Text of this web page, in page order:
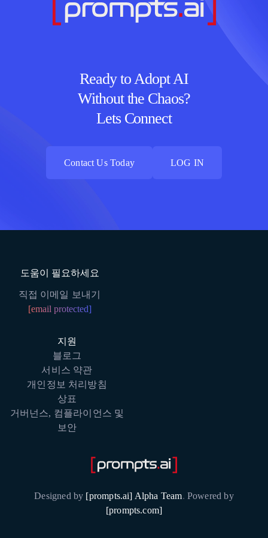
Ready to Adopt AI
Without the Chaos?
Lets Connect
Contact Us Today
LOG IN
도움이 필요하세요
직접 이메일 보내기
[email protected]
지원
블로그
서비스 약관
개인정보 처리방침
상표
거버넌스, 컴플라이언스 및
보안
Designed by [prompts.ai] Alpha Team. Powered by
[prompts.com]